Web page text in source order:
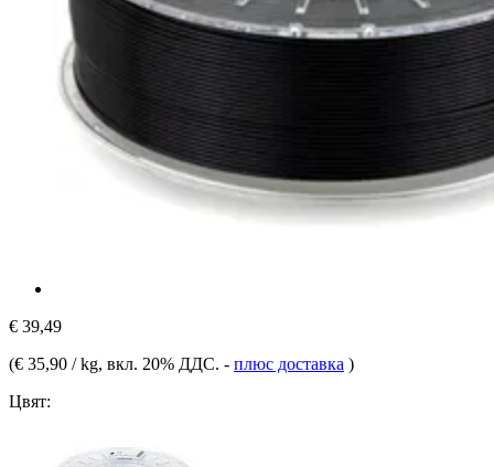
€ 39,49
(€ 35,90 / kg, вкл. 20% ДДС. - плюс доставка )
Цвят: